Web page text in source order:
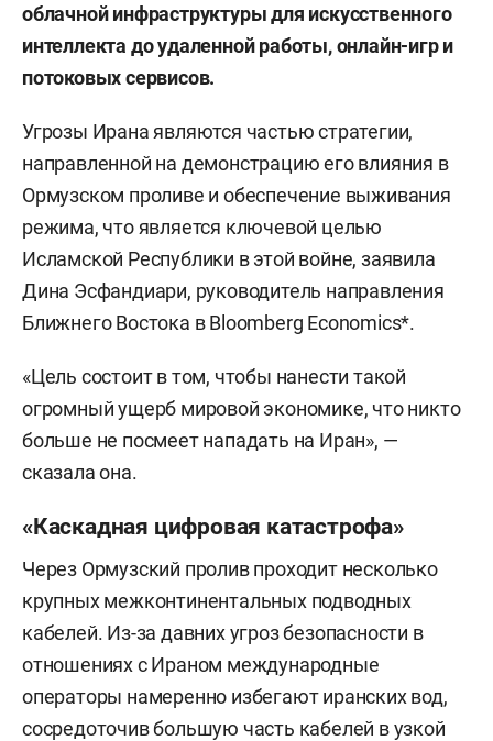
облачной инфраструктуры для искусственного
интеллекта до удаленной работы, онлайн-игр и
потоковых сервисов.
Угрозы Ирана являются частью стратегии,
направленной на демонстрацию его влияния в
Ормузском проливе и обеспечение выживания
режима, что является ключевой целью
Исламской Республики в этой войне, заявила
Дина Эсфандиари, руководитель направления
Ближнего Востока в Bloomberg Economics*.
«Цель состоит в том, чтобы нанести такой
огромный ущерб мировой экономике, что никто
больше не посмеет нападать на Иран», —
сказала она.
«Каскадная цифровая катастрофа»
Через Ормузский пролив проходит несколько
крупных межконтинентальных подводных
кабелей. Из-за давних угроз безопасности в
отношениях с Ираном международные
операторы намеренно избегают иранских вод,
сосредоточив большую часть кабелей в узкой